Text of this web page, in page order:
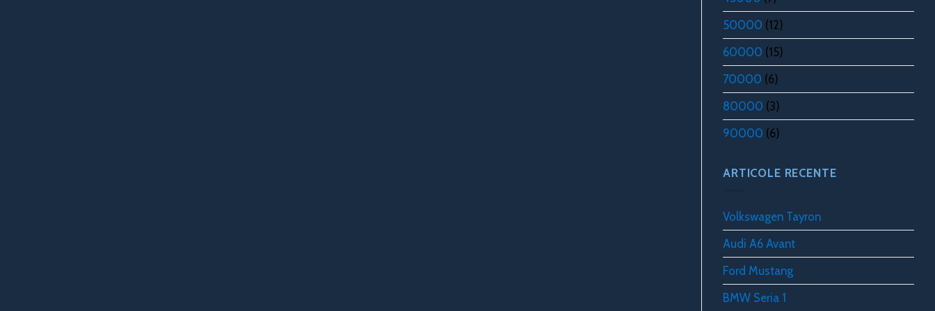
50000 (12)
60000 (15)
70000 (6)
80000 (3)
90000 (6)
ARTICOLE RECENTE
Volkswagen Tayron
Audi A6 Avant
Ford Mustang
BMW Seria 1